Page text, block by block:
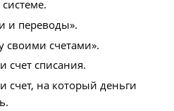
и переводы».
своими счетами».
счет списания.
счет, на который деньги